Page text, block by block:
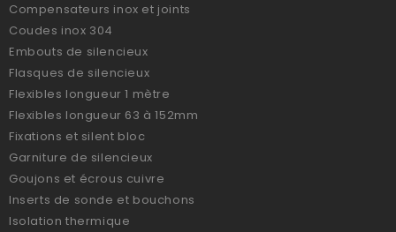
Compensateurs inox et joints
Coudes inox 304
Embouts de silencieux
Flasques de silencieux
Flexibles longueur 1 mètre
Flexibles longueur 63 à 152mm
Fixations et silent bloc
Garniture de silencieux
Goujons et écrous cuivre
Inserts de sonde et bouchons
Isolation thermique